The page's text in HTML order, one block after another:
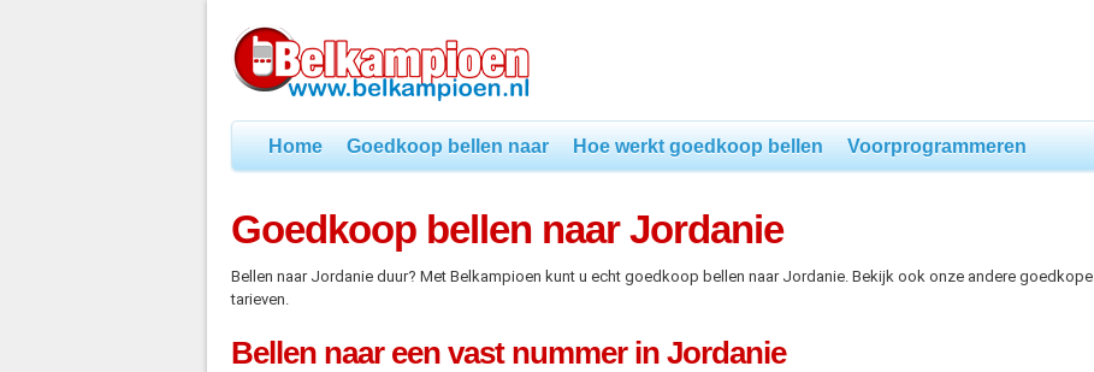
Home Goedkoop bellen naar Hoe werkt goedkoop bellen Voorprogrammeren
Goedkoop bellen naar Jordanie
Bellen naar Jordanie duur? Met Belkampioen kunt u echt goedkoop bellen naar Jordanie. Bekijk ook onze andere goedkope
tarieven.
Bellen naar een vast nummer in Jordanie